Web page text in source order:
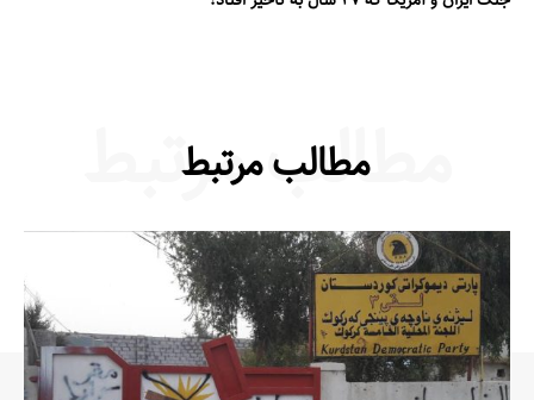
مطالب مرتبط
مطالب مرتبط